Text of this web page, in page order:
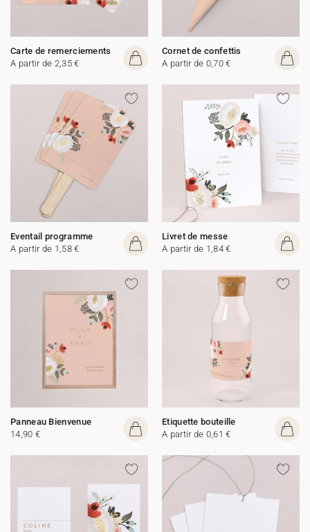
Carte de remerciements
A partir de 2,35 €
Cornet de confettis
A partir de 0,70 €
Eventail programme
A partir de 1,58 €
Livret de messe
A partir de 1,84 €
Panneau Bienvenue
14,90 €
Etiquette bouteille
A partir de 0,61 €